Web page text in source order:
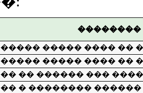
��������
����� ���� ��
����� ���� ��
�� ������ ���
� ��������